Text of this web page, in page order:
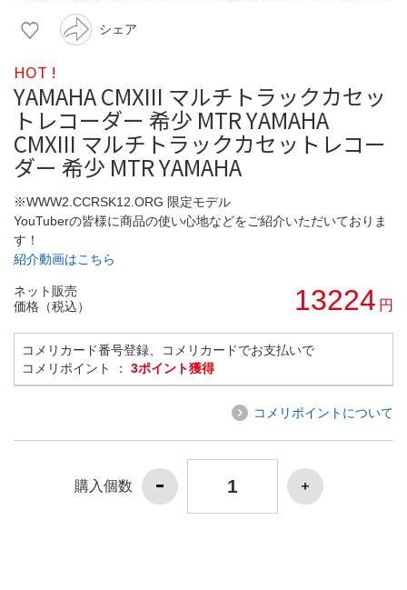
シェア
HOT !
YAMAHA CMXIII マルチトラックカセッ
トレコーダー 希少 MTR YAMAHA
CMXIII マルチトラックカセットレコー
ダー 希少 MTR YAMAHA
※WWW2.CCRSK12.ORG 限定モデル
YouTuberの皆様に商品の使い心地などをご紹介いただいておりま
す！
紹介動画はこちら
ネット販売
価格（税込）
13224 円
コメリカード番号登録、コメリカードでお支払いで
コメリポイント ： 3ポイント獲得
コメリポイントについて
購入個数